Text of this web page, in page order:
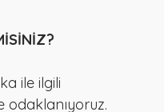
ile ilgili
odaklanıyoruz.